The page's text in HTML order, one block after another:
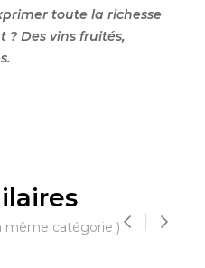
toute la richesse
? Des vins fruités,
même catégorie )